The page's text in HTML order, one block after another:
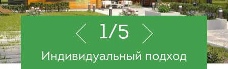
1/5
Индивидуальный подход